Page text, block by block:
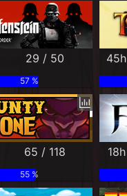
29 / 50
57 %
45h
65 / 118
55 %
18h